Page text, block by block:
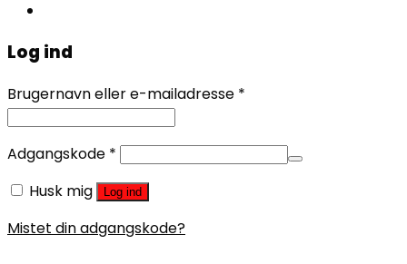
Log ind
Brugernavn eller e-mailadresse *
Adgangskode *
Husk mig
Log ind
Mistet din adgangskode?